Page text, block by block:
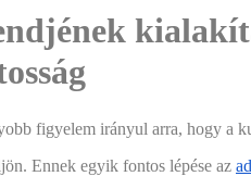
figyelem irányul arra, hogy a
Ennek egyik fontos lépése az